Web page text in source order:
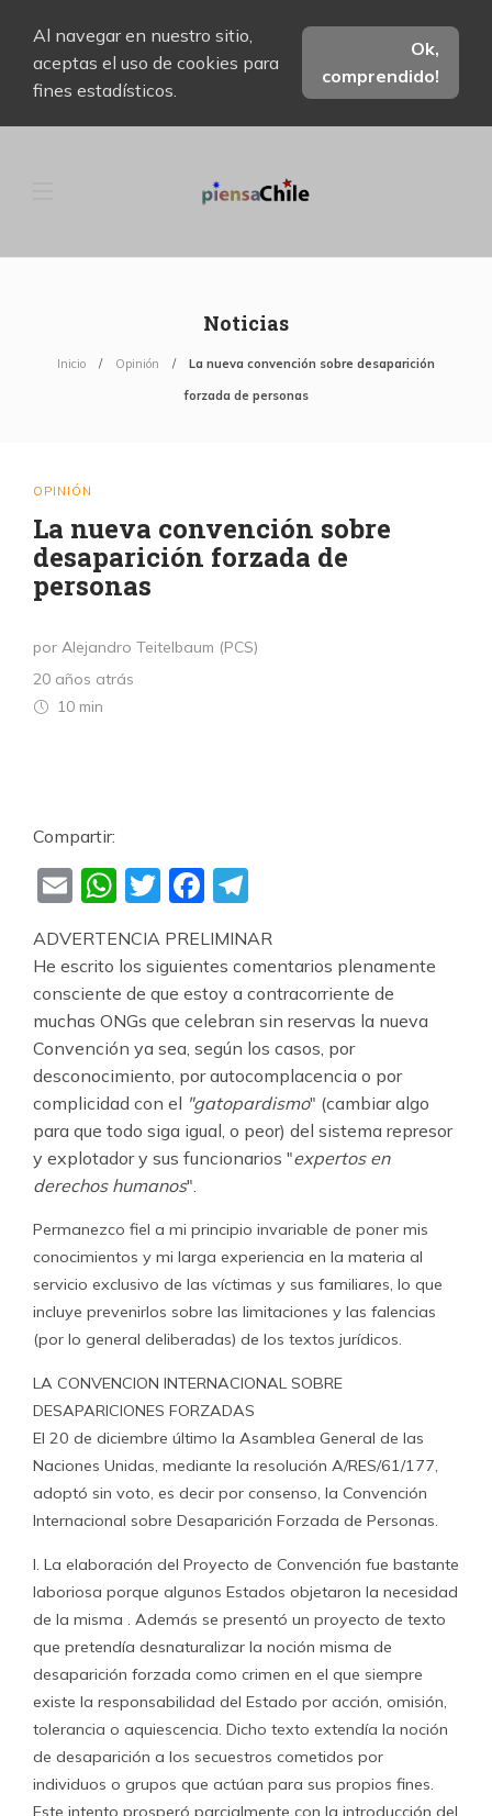
Al navegar en nuestro sitio,
aceptas el uso de cookies para
fines estadísticos.
Ok,
comprendido!
Noticias
Inicio Opinión La nueva convención sobre desaparición
forzada de personas
OPINIÓN
La nueva convención sobre
desaparición forzada de
personas
por Alejandro Teitelbaum (PCS)
20 años atrás
10 min
Compartir:
EmailWhatsApp
TwitterFacebook
ADVERTENCIA PRELIMINAR
He escrito los siguientes comentarios plenamente
consciente de que estoy a contracorriente de
muchas ONGs que celebran sin reservas la nueva
Convención ya sea, según los casos, por
desconocimiento, por autocomplacencia o por
complicidad con el "gatopardismo" (cambiar algo
para que todo siga igual, o peor) del sistema represor
y explotador y sus funcionarios "expertos en
derechos humanos".
Permanezco fiel a mi principio invariable de poner mis
conocimientos y mi larga experiencia en la materia al
servicio exclusivo de las víctimas y sus familiares, lo que
incluye prevenirlos sobre las limitaciones y las falencias
(por lo general deliberadas) de los textos jurídicos.
LA CONVENCION INTERNACIONAL SOBRE
DESAPARICIONES FORZADAS
El 20 de diciembre último la Asamblea General de las
Naciones Unidas, mediante la resolución A/RES/61/177,
adoptó sin voto, es decir por consenso, la Convención
Internacional sobre Desaparición Forzada de Personas.
I. La elaboración del Proyecto de Convención fue bastante
laboriosa porque algunos Estados objetaron la necesidad
de la misma . Además se presentó un proyecto de texto
que pretendía desnaturalizar la noción misma de
desaparición forzada como crimen en el que siempre
existe la responsabilidad del Estado por acción, omisión,
tolerancia o aquiescencia. Dicho texto extendía la noción
de desaparición a los secuestros cometidos por
individuos o grupos que actúan para sus propios fines.
Este intento prosperó parcialmente con la introducción del